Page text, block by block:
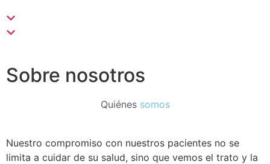
Sobre nosotros
Quiénes somos
Nuestro compromiso con nuestros pacientes no se
limita a cuidar de su salud, sino que vemos el trato y la